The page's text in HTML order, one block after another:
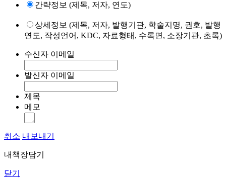
간략정보 (제목, 저자, 연도)
상세정보 (제목, 저자, 발행기관, 학술지명, 권호, 발행
연도, 작성언어, KDC, 자료형태, 수록면, 소장기관, 초록)
수신자 이메일
발신자 이메일
제목
메모
취소 내보내기
내책장담기
닫기